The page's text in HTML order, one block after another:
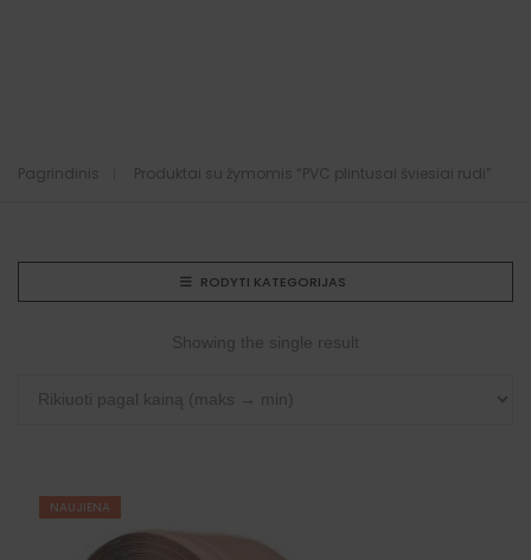
Pagrindinis Produktai su žymomis “PVC plintusai šviesiai rudi”
RODYTI KATEGORIJAS
Showing the single result
NAUJIENA